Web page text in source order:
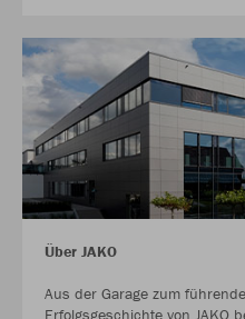
Über JAKO
Aus der Garage zum
Erfolgsgeschichte von JAKO